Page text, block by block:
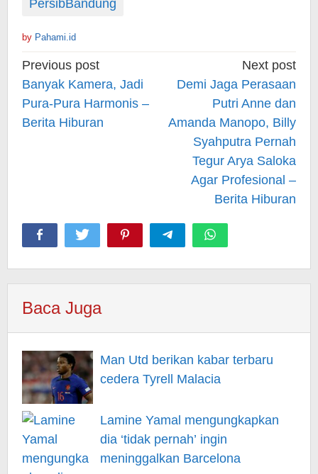
PersibBandung
by Pahami.id
Post
navigation
Previous post
Banyak Kamera, Jadi
Pura-Pura Harmonis –
Berita Hiburan
Next post
Demi Jaga Perasaan
Putri Anne dan
Amanda Manopo, Billy
Syahputra Pernah
Tegur Arya Saloka
Agar Profesional –
Berita Hiburan
Baca Juga
Man Utd berikan kabar terbaru
cedera Tyrell Malacia
Lamine Yamal mengungkapkan
dia ‘tidak pernah’ ingin
meninggalkan Barcelona